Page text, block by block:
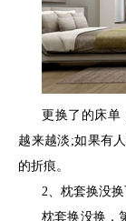
更换了的床单
越来越淡;如果有
的折痕。
2、枕套换没
枕套换没换，